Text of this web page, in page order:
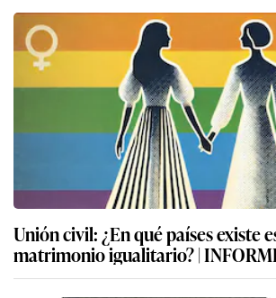
Unión civil: ¿En qué países existe
matrimonio igualitario? |